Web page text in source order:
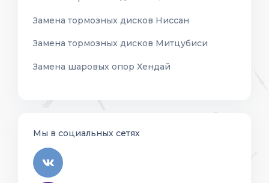
Замена тормозных дисков Ниссан
Замена тормозных дисков Митцубиси
Замена шаровых опор Хендай
Мы в социальных сетях